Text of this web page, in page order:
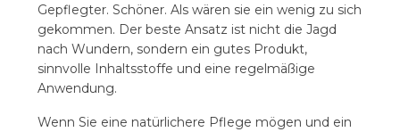
Gepflegter. Schöner. Als wären sie ein wenig zu sich
gekommen. Der beste Ansatz ist nicht die Jagd
nach Wundern, sondern ein gutes Produkt,
sinnvolle Inhaltsstoffe und eine regelmäßige
Anwendung.
Wenn Sie eine natürlichere Pflege mögen und ein